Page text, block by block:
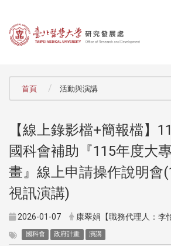
首頁 活動與演講
【線上錄影檔+簡報檔】
國科會補助『115年度大
畫』線上申請操作說明會
視訊演講)
2026-01-07 康翠娟【職務代理人：李
國科會 政府計畫 演講